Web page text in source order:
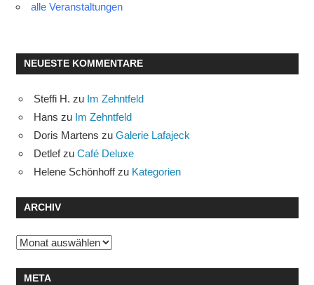
alle Veranstaltungen
NEUESTE KOMMENTARE
Steffi H. zu Im Zehntfeld
Hans zu Im Zehntfeld
Doris Martens zu Galerie Lafajeck
Detlefzu Café Deluxe
Helene Schönhoffzu Kategorien
ARCHIV
Archiv
META